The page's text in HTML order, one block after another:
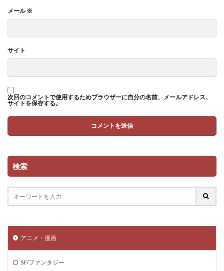
メール※
サイト
次回のコメントで使用するためブラウザーに自分の名前、メールアドレス、
サイトを保存する。
検索
アニメ・漫画
SF/ファンタジー